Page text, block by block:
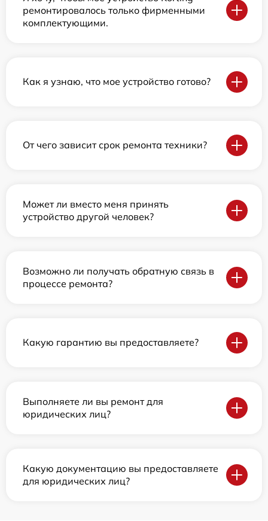
ремонтировалось только фирменными
комплектующими.
Как я узнаю, что мое устройство готово?
От чего зависит срок ремонта техники?
Может ли вместо меня принять
устройство другой человек?
Возможно ли получать обратную связь в
процессе ремонта?
Какую гарантию вы предоставляете?
Выполняете ли вы ремонт для
юридических лиц?
Какую документацию вы предоставляете
для юридических лиц?